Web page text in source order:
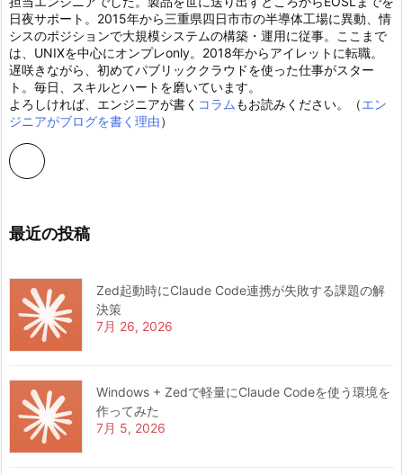
日夜サポート。2015年から三重県四日市市の半導体工場に異動、情
シスのポジションで大規模システムの構築・運用に従事。ここまで
は、UNIXを中心にオンプレonly。2018年からアイレットに転職。
遅咲きながら、初めてパブリッククラウドを使った仕事がスター
ト。毎日、スキルとハートを磨いています。
よろしければ、エンジニアが書く コラム もお読みください。（エン
ジニアがブログを書く理由）
最近の投稿
Zed起動時にClaude Code連携が失敗する課題の解
決策
7月 26, 2026
Windows + Zedで軽量にClaude Codeを使う環境を
作ってみた
7月 5, 2026